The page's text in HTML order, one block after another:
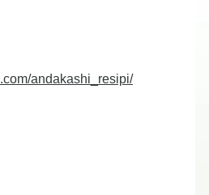
andakashi_resipi/